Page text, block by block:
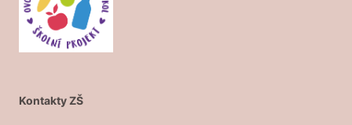
Kontakty ZŠ